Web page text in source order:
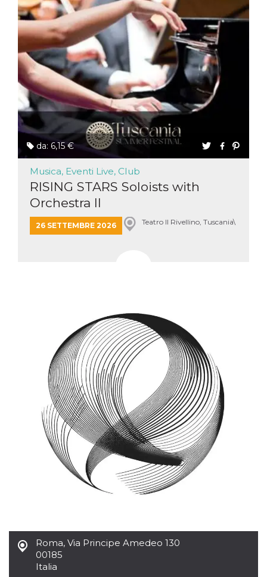
Roma, Via Principe Amedeo 130
00185
Italia
da: 6,15 €
Musica, Eventi Live, Club
RISING STARS Soloists with
Orchestra II
26 SETTEMBRE 2026 Teatro Il Rivellino, Tuscania\